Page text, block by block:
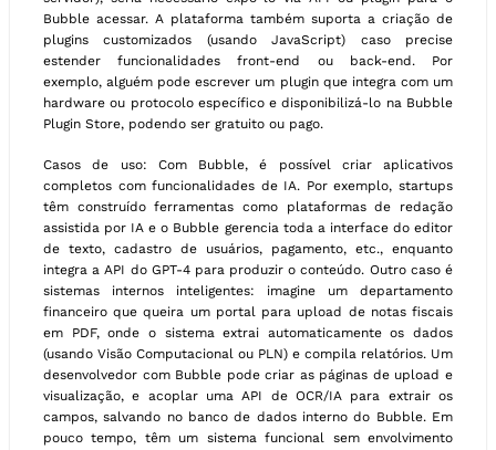
Bubble acessar. A plataforma também suporta a criação de
plugins customizados (usando JavaScript) caso precise
estender funcionalidades front-end ou back-end. Por
exemplo, alguém pode escrever um plugin que integra com um
hardware ou protocolo específico e disponibilizá-lo na Bubble
Plugin Store, podendo ser gratuito ou pago.
Casos de uso: Com Bubble, é possível criar aplicativos
completos com funcionalidades de IA. Por exemplo, startups
têm construído ferramentas como plataformas de redação
assistida por IA e o Bubble gerencia toda a interface do editor
de texto, cadastro de usuários, pagamento, etc., enquanto
integra a API do GPT-4 para produzir o conteúdo. Outro caso é
sistemas internos inteligentes: imagine um departamento
financeiro que queira um portal para upload de notas fiscais
em PDF, onde o sistema extrai automaticamente os dados
(usando Visão Computacional ou PLN) e compila relatórios. Um
desenvolvedor com Bubble pode criar as páginas de upload e
visualização, e acoplar uma API de OCR/IA para extrair os
campos, salvando no banco de dados interno do Bubble. Em
pouco tempo, têm um sistema funcional sem envolvimento